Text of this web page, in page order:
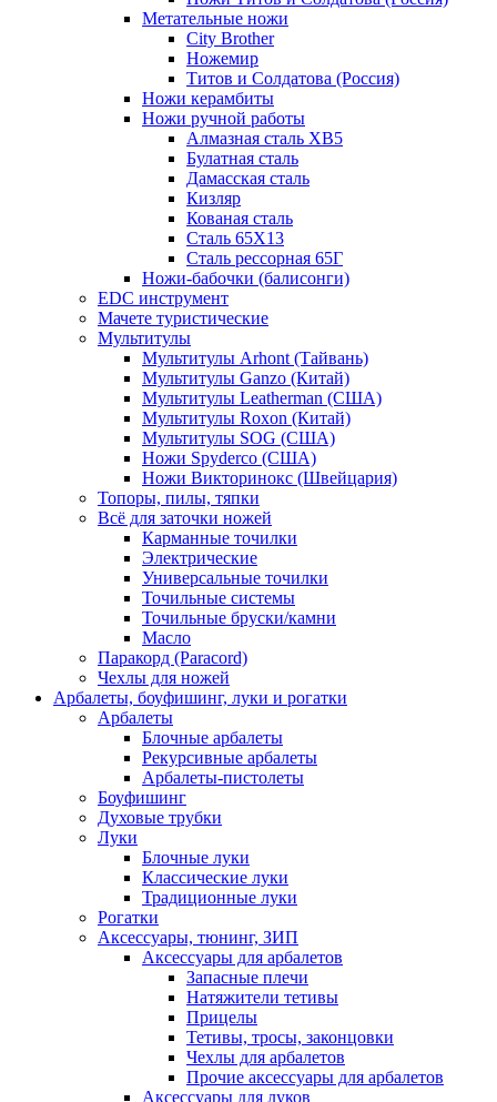
Метательные ножи
City Brother
Ножемир
Титов и Солдатова (Россия)
Ножи керамбиты
Ножи ручной работы
Алмазная сталь ХВ5
Булатная сталь
Дамасская сталь
Кизляр
Кованая сталь
Сталь 65Х13
Сталь рессорная 65Г
Ножи-бабочки (балисонги)
EDC инструмент
Мачете туристические
Мультитулы
Мультитулы Arhont (Тайвань)
Мультитулы Ganzo (Китай)
Мультитулы Leatherman (США)
Мультитулы Roxon (Китай)
Мультитулы SOG (США)
Ножи Spyderco (США)
Ножи Викторинокс (Швейцария)
Топоры, пилы, тяпки
Всё для заточки ножей
Карманные точилки
Электрические
Универсальные точилки
Точильные системы
Точильные бруски/камни
Масло
Паракорд (Paracord)
Чехлы для ножей
Арбалеты, боуфишинг, луки и рогатки
Арбалеты
Блочные арбалеты
Рекурсивные арбалеты
Арбалеты-пистолеты
Боуфишинг
Духовые трубки
Луки
Блочные луки
Классические луки
Традиционные луки
Рогатки
Аксессуары, тюнинг, ЗИП
Аксессуары для арбалетов
Запасные плечи
Натяжители тетивы
Прицелы
Тетивы, тросы, законцовки
Чехлы для арбалетов
Прочие аксессуары для арбалетов
Аксессуары для луков